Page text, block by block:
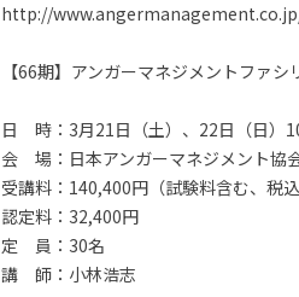
http://
【66期】アンガーマネジメントファシ
日 時：3月21日（土）、22日（日）
会 場：日本アンガーマネジメント協
受講料：140,400円（試験料含む、税込
認定料：32,400円
定 員：30名
講 師：小林浩志